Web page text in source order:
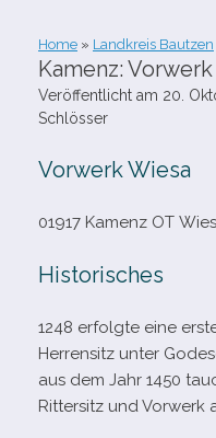
Home » Landkreis Bautzen
Kamenz:
Veröffentlicht am 20.
Schlösser
Vorwerk Wiesa
01917 Kamenz OT
Historisches
1248 erfolgte eine
Herrensitz unter
aus dem Jahr 1450
Rittersitz und Vorwerk